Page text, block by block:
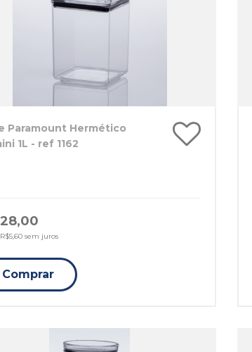
Paramount Hermético
1L - ref 1162
sem juros
Comprar